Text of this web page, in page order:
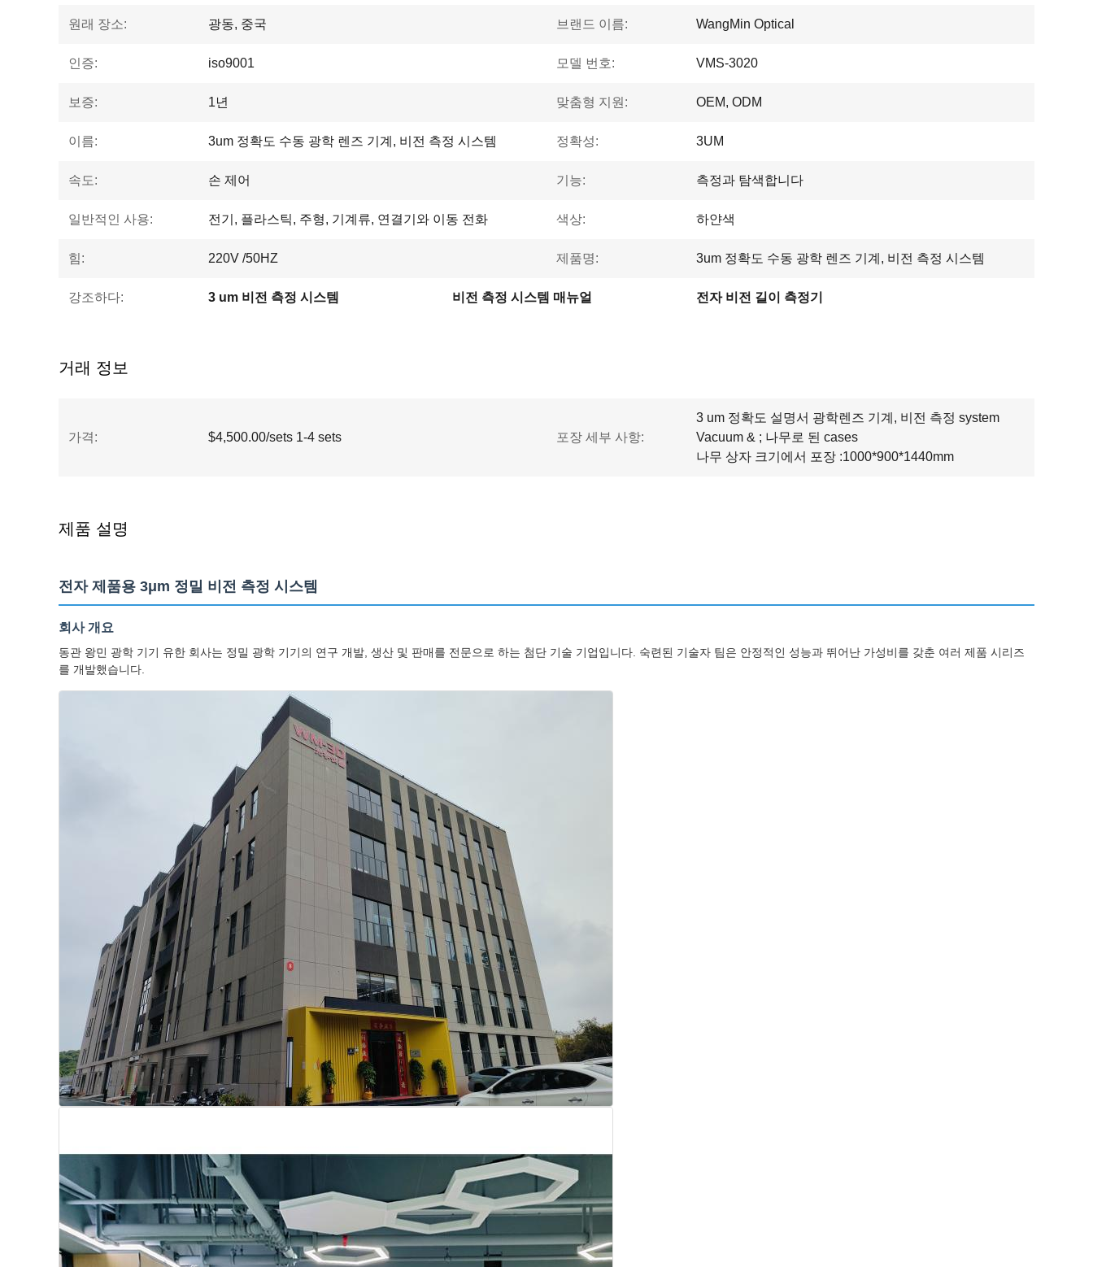
원래 장소: 광동, 중국 브랜드 이름: WangMin Optical
인증: iso9001 모델 번호: VMS-3020
보증: 1년 맞춤형 지원: OEM, ODM
이름: 3um 정확도 수동 광학 렌즈 기계, 비전 측정 시스템 정확성: 3UM
속도: 손 제어 기능: 측정과 탐색합니다
일반적인 사용: 전기, 플라스틱, 주형, 기계류, 연결기와 이동 전화 색상: 하얀색
힘: 220V /50HZ 제품명: 3um 정확도 수동 광학 렌즈 기계, 비전 측정 시스템
강조하다: 3 um 비전 측정 시스템 비전 측정 시스템 매뉴얼 전자 비전 길이 측정기
거래 정보
가격: $4,500.00/sets 1-4 sets 포장 세부 사항:
3 um 정확도 설명서 광학렌즈 기계, 비전 측정 system
Vacuum & ; 나무로 된 cases
나무 상자 크기에서 포장 :1000*900*1440mm
제품 설명
전자 제품용 3μm 정밀 비전 측정 시스템
회사 개요
동관 왕민 광학 기기 유한 회사는 정밀 광학 기기의 연구 개발, 생산 및 판매를 전문으로 하는 첨단 기술 기업입니다. 숙련된 기술자 팀은 안정적인 성능과 뛰어난 가성비를 갖춘 여러 제품 시리즈
를 개발했습니다.